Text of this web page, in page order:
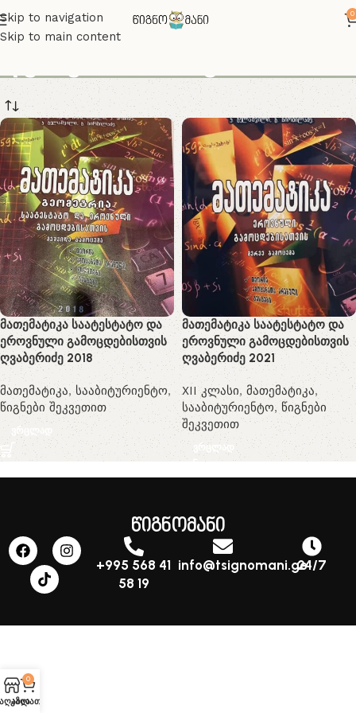
Skip to navigation
Skip to main content
0
მათემატიკა საატესტატო და
ეროვნული გამოცდებისთვის
ღვაბერიძე 2018
მათემატიკა,სააბიტურიენტო,
წიგნები შეკვეთით
ვრცლად
მათემატიკა საატესტატო და
ეროვნული გამოცდებისთვის
ღვაბერიძე 2021
XII კლასი, მათემატიკა,
სააბიტურიენტო, წიგნები
შეკვეთით
ვრცლად
წიგნომანი
+995 568 41
58 19
info@tsignomani.ge24/7
0
კალათა